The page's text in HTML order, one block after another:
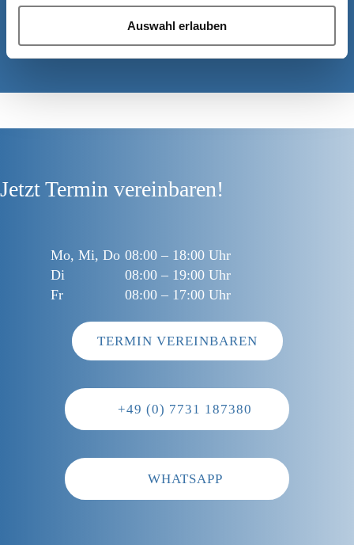
Auswahl erlauben
Seien Sie tapfer! Sie und Ihr Team vom
Zahnzentrum Bodensee schaffen das
gemeinsam!
Jetzt Termin vereinbaren!
Mo, Mi, Do 08:00 – 18:00 Uhr
Di
08:00 – 19:00 Uhr
Fr
08:00 – 17:00 Uhr
TERMIN VEREINBAREN
+49 (0) 7731 187380
WHATSAPP